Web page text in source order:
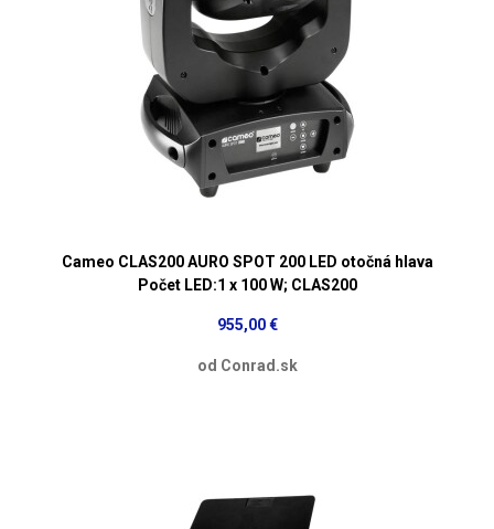
Cameo CLAS200 AURO SPOT 200 LED otočná hlava
Počet LED:1 x 100 W; CLAS200
955,00 €
od Conrad.sk